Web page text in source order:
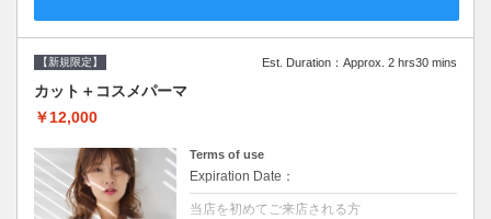
【新規限定】 Est. Duration：Approx. 2 hrs30 mins
カット＋コスメパーマ
￥12,000
Terms of use
Expiration Date：
当店を初めてご来店される方